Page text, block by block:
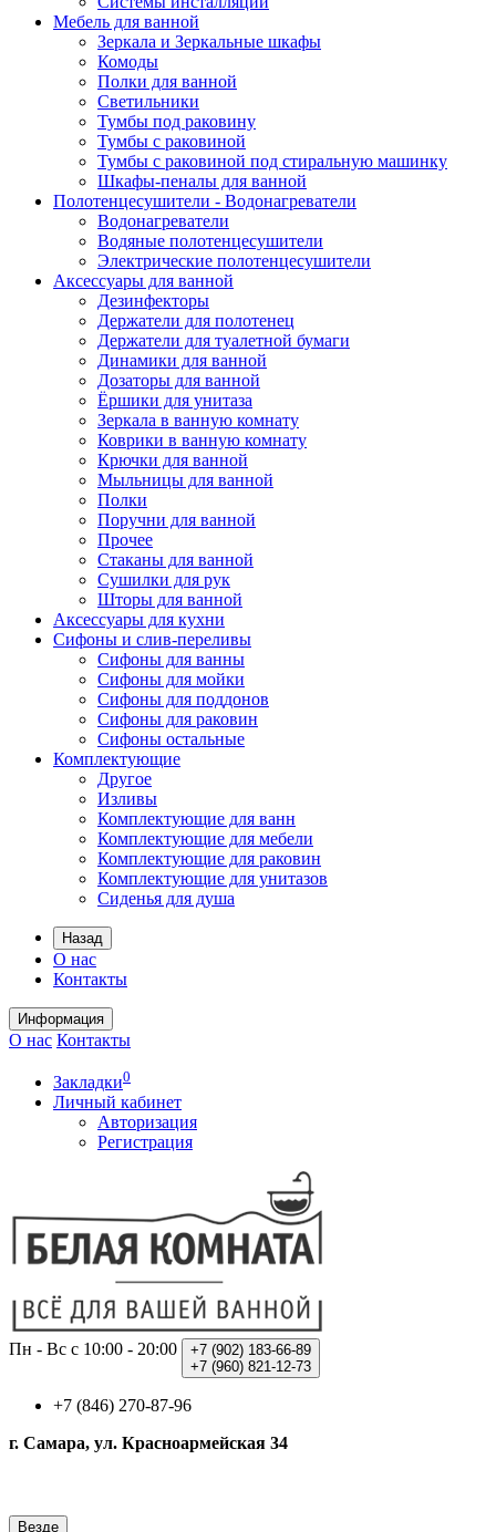
Мебель для ванной
Зеркала и Зеркальные шкафы
Комоды
Полки для ванной
Светильники
Тумбы под раковину
Тумбы с раковиной
Тумбы с раковиной под стиральную машинку
Шкафы-пеналы для ванной
Полотенцесушители - Водонагреватели
Водонагреватели
Водяные полотенцесушители
Электрические полотенцесушители
Аксессуары для ванной
Дезинфекторы
Держатели для полотенец
Держатели для туалетной бумаги
Динамики для ванной
Дозаторы для ванной
Ёршики для унитаза
Зеркала в ванную комнату
Коврики в ванную комнату
Крючки для ванной
Мыльницы для ванной
Полки
Поручни для ванной
Прочее
Стаканы для ванной
Сушилки для рук
Шторы для ванной
Аксессуары для кухни
Сифоны и слив-переливы
Сифоны для ванны
Сифоны для мойки
Сифоны для поддонов
Сифоны для раковин
Сифоны остальные
Комплектующие
Другое
Изливы
Комплектующие для ванн
Комплектующие для мебели
Комплектующие для раковин
Комплектующие для унитазов
Сиденья для душа
Назад
О нас
Контакты
Информация
О нас Контакты
Закладки0
Личный кабинет
Авторизация
Регистрация
Пн - Вс с 10:00 - 20:00 +7 (902) 183-66-89
+7 (960) 821-12-73
+7 (846) 270-87-96
г. Самара, ул. Красноармейская 34
Везде